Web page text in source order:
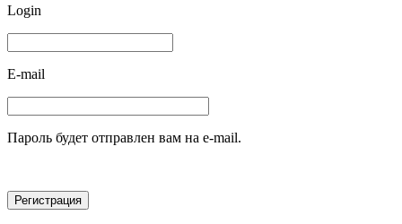
Login
E-mail
Пароль будет отправлен вам на e-mail.